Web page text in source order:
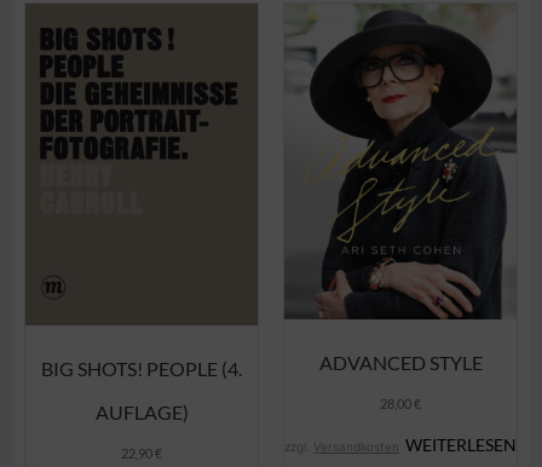
BIG SHOTS! PEOPLE (4.
AUFLAGE)
22,90€
ADVANCED STYLE
28,00€
zzgl. Versandkosten WEITERLESEN